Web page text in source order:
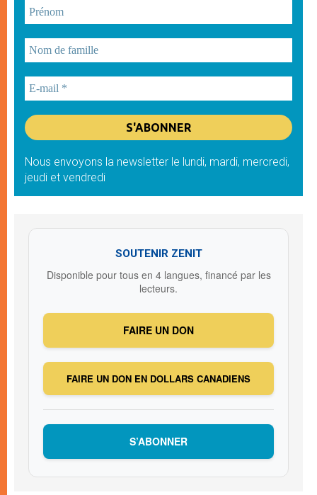
Nous envoyons la newsletter le lundi, mardi, mercredi,
jeudi et vendredi
SOUTENIR ZENIT
Disponible pour tous en 4 langues, financé par les
lecteurs.
FAIRE UN DON
FAIRE UN DON EN DOLLARS CANADIENS
S’ABONNER